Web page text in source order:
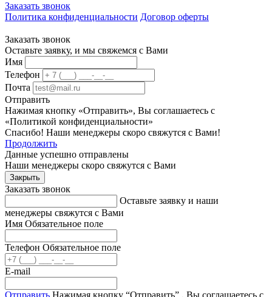
Заказать звонок
Политика конфиденциальности Договор оферты
Заказать звонок
Оставьте заявку, и мы свяжемся с Вами
Имя
Телефон
Почта
Отправить
Нажимая кнопку «Отправить», Вы соглашаетесь с
«Политикой конфиденциальности»
Спасибо! Наши менеджеры скоро свяжутся с Вами!
Продолжить
Данные успешно отправлены
Наши менеджеры скоро свяжутся с Вами
Закрыть
Заказать звонок
Оставьте заявку и наши
менеджеры свяжутся с Вами
Имя Обязательное поле
Телефон Обязательное поле
E-mail
Отправить Нажимая кнопку “Отправить” , Вы соглашаетесь с